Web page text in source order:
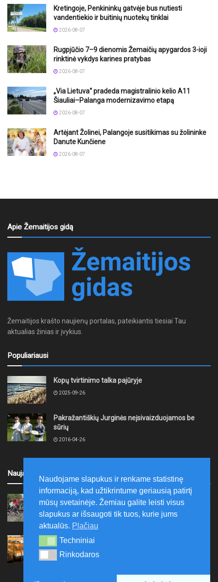
Kretingoje, Penkininkų gatvėje bus nutiesti
vandentiekio ir buitinių nuotekų tinklai
2026-08-07
Rugpjūčio 7–9 dienomis Žemaičių apygardos 3-ioji
rinktinė vykdys karines pratybas
2026-08-07
„Via Lietuva“ pradeda magistralinio kelio A11
Šiauliai–Palanga modernizavimo etapą
2026-08-07
Artėjant Žolinei, Palangoje susitikimas su žolininke
Danute Kunčiene
2026-08-07
Apie Žemaitijos gidą
Žemaitijos krašto naujienų portalas, pateikiantis tiesiai Tau
aktualias žinias ir įvykius.
Populiariausi
Kopų tvirtinimo talka pajūryje
2025-09-26
Pakražantiškių Jurginės neįsivaizduojamos be
sūrių
2016-04-26
Naujausi
Akmenės rajone jau devintus metus
organizuojama vaikų prevencinė stovykla „Aš galiu“
Telšių rajone projektas – skatinti pradedančiųjų
smulkiojo ir vidutinio verslo subjektų kūrimąsi
Naudojame slapukus ir renkame statistinę
informaciją, kad užtikrintume geriausią patirtį
mūsų svetainėje. Žemiau galite leisti visus
slapukus ar išsaugoti tik tuos, kurie jums
aktualūs. Plačiau
Techniniai
Techniniai
Rinkodaros
Rinkodaros